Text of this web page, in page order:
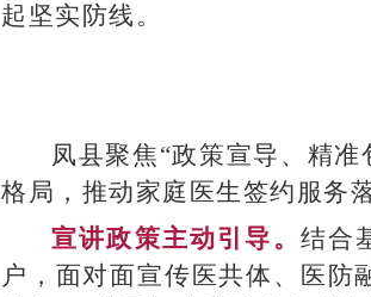
起坚实防线。
凤县聚焦“政策宣导、精
格局，推动家庭医生签约服务
宣讲政策主动引导。 结合
户，面对面宣传医共体、医防